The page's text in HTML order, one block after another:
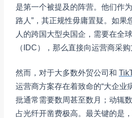
是第一个被提及的阵营。他们作
路人”，其正规性毋庸置疑。如果
人的跨国大型央国企，需要在全
（IDC），那么直接向运营商采
然而，对于大多数外贸公司和
运营商方案存在着致命的“大企业
批通常需要数周甚至数月；动辄
占光纤开凿费极高。最关键的是